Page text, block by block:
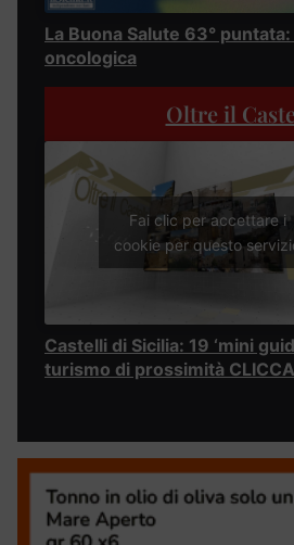
La Buona Salute 63°
oncologica
Oltre il
Fai clic per accettare i
cookie per questo
Castelli di Sicilia: 19 ‘mini
turismo di prossimità CLICCA